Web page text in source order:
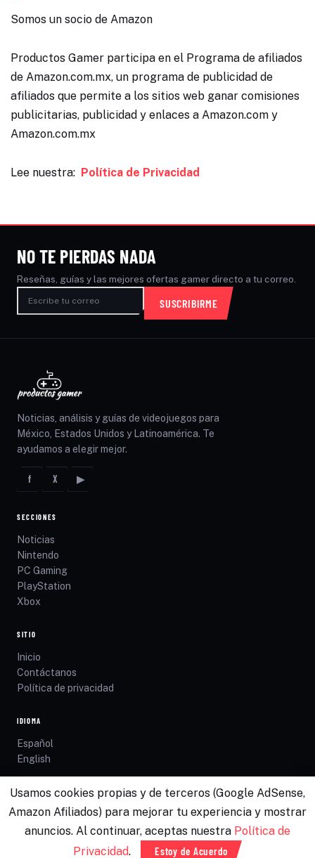
Somos un socio de Amazon
Productos Gamer participa en el Programa de afiliados
de Amazon.com.mx, un programa de publicidad de
afiliados que permite a los sitios web ganar comisiones
publicitarias, publicidad y enlaces a Amazon.com y
Amazon.com.mx
Lee nuestra: Política de Privacidad
NO TE PIERDAS NADA
Reseñas, guías y las mejores ofertas gamer directo a tu correo.
SUSCRIBIRME
Noticias, análisis y guías de videojuegos para
México, Estados Unidos y Latinoamérica. Te
ayudamos a elegir mejor.
f X ▶
SECCIONES
Noticias
Nintendo
PC Gaming
PlayStation
Xbox
SITIO
Inicio
Contáctanos
Política de privacidad
IDIOMA
Español
English
© 2026Productos Gamer · Todos los derechos reservados
Contacto
Como Asociado de Amazon, Productos Gamer gana por las compras que califican.
Usamos cookies propias y de terceros (Google AdSense,
Amazon Afiliados) para mejorar tu experiencia y mostrar
anuncios. Al continuar, aceptas nuestra Política de
Privacidad. Estoy de Acuerdo